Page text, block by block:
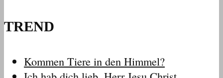
TREND
Kommen Tiere in den Himmel?